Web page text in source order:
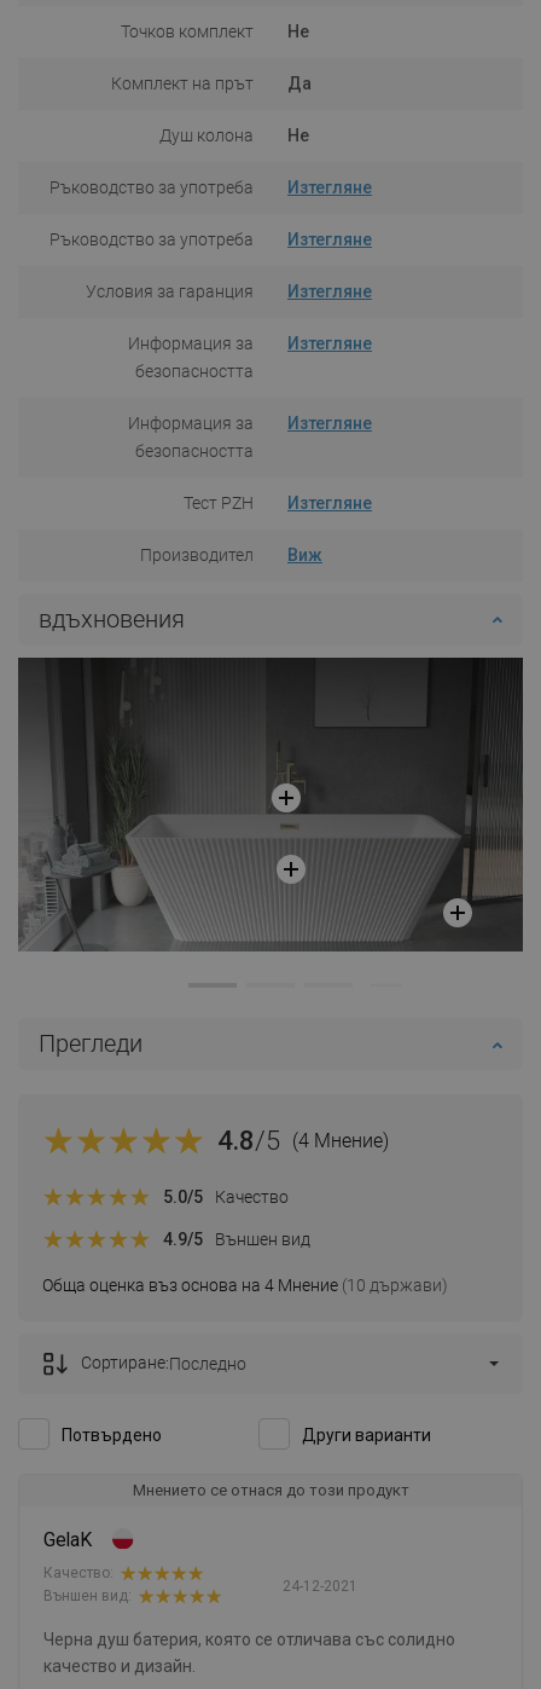
Точков комплект Не
Комплект на прът Да
Душ колона Не
Ръководство за употреба Изтегляне
Ръководство за употреба Изтегляне
Условия за гаранция Изтегляне
Информация за
безопасността
Изтегляне
Информация за
безопасността
Изтегляне
Тест PZH Изтегляне
Производител Виж
вдъхновения
Прегледи
4.8/5 (4 Мнение)
Обща оценка въз основа на 4 Мнение (10 държави)
5.0/5 Качество
4.9/5 Външен вид
Потвърдено Други варианти
Сортиране:Последно
Мнението се отнася до този продукт
GelaK
24-12-2021
Качество:
Външен вид:
Черна душ батерия, която се отличава със солидно
качество и дизайн.